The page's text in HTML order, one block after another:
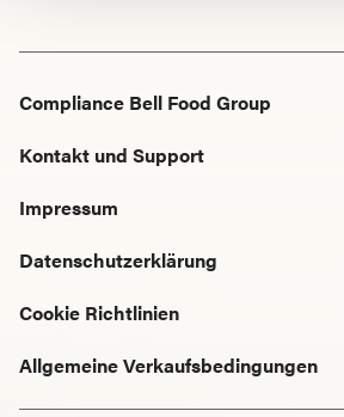
Compliance Bell Food Group
Kontakt und Support
Impressum
Datenschutzerklärung
Cookie Richtlinien
Allgemeine Verkaufsbedingungen